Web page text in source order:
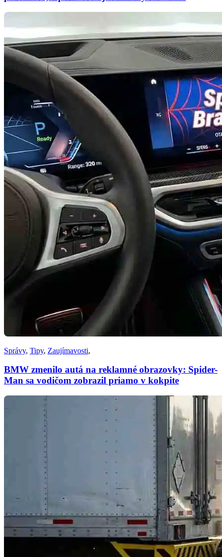
Správy, Tipy, Zaujímavosti,
BMW zmenilo autá na reklamné obrazovky: Spider-
Man sa vodičom zobrazil priamo v kokpite